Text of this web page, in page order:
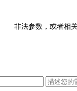
非法参数，或者相